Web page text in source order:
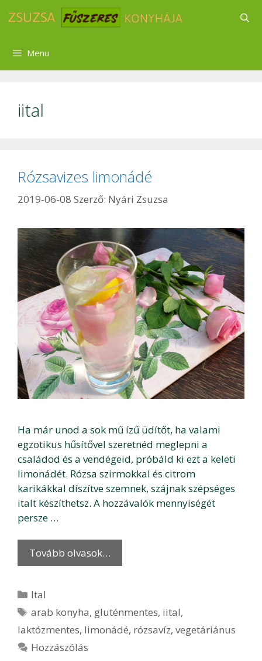
Menu
iital
Rózsavizes limonádé
2019-06-08 Szerző: Nyári Zsuzsa
Ha már unod a sok mű ízű üdítőt, ha valami
egzotikus hűsítővel szeretnéd meglepni a
családod és a vendégeid, próbáld ki ezt a keleti
limonádét. Rózsa szirmokkal és citrom
karikákkal díszítve szemnek, szájnak szépséges
italt készíthetsz. A hozzávalók mennyiségét
persze …
Tovább olvasok…
Kategória
Ital
Címkék
arab konyha, gluténmentes, iital,
laktózmentes, limonádé, rózsavíz, vegetáriánus
Hozzászólás